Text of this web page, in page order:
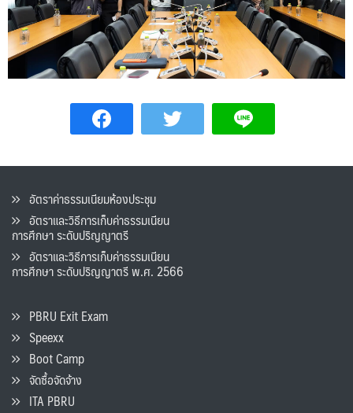
อัตราค่าธรรมเนียมห้องประชุม
อัตราและวิธีการเก็บค่าธรรมเนียน
การศึกษา ระดับปริญญาตรี
อัตราและวิธีการเก็บค่าธรรมเนียน
การศึกษา ระดับปริญญาตรี พ.ศ. 2566
PBRU Exit Exam
Speexx
Boot Camp
จัดซื้อจัดจ้าง
ITA PBRU